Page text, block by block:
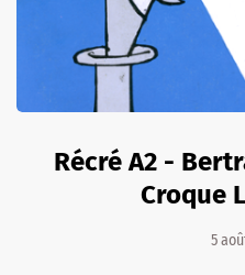
Récré A2 -
Croque
5